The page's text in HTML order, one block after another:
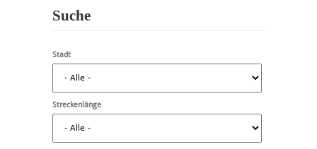
Suche
Stadt
Streckenlänge